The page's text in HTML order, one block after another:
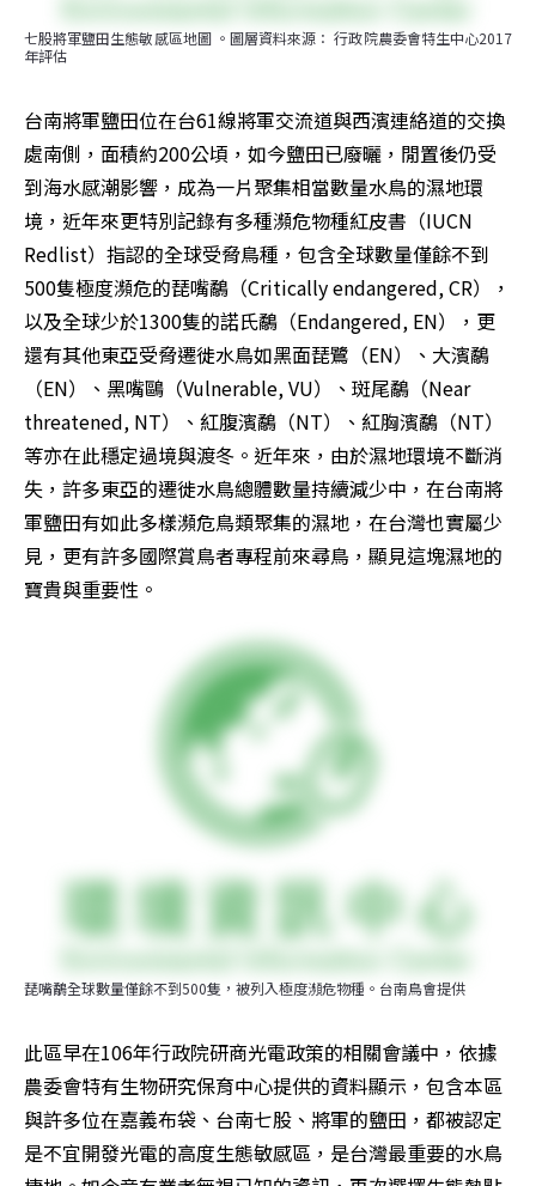
七股將軍鹽田生態敏感區地圖 。圖層資料來源： 行政院農委會特生中心2017
年評估
台南將軍鹽田位在台61線將軍交流道與西濱連絡道的交換
處南側，面積約200公頃，如今鹽田已廢曬，閒置後仍受
到海水感潮影響，成為一片聚集相當數量水鳥的濕地環
境，近年來更特別記錄有多種瀕危物種紅皮書（IUCN
Redlist）指認的全球受脅鳥種，包含全球數量僅餘不到
500隻極度瀕危的琵嘴鷸（Critically endangered, CR），
以及全球少於1300隻的諾氏鷸（Endangered, EN），更
還有其他東亞受脅遷徙水鳥如黑面琵鷺（EN）、大濱鷸
（EN）、黑嘴鷗（Vulnerable, VU）、斑尾鷸（Near
threatened, NT）、紅腹濱鷸（NT）、紅胸濱鷸（NT）
等亦在此穩定過境與渡冬。近年來，由於濕地環境不斷消
失，許多東亞的遷徙水鳥總體數量持續減少中，在台南將
軍鹽田有如此多樣瀕危鳥類聚集的濕地，在台灣也實屬少
見，更有許多國際賞鳥者專程前來尋鳥，顯見這塊濕地的
寶貴與重要性。
琵嘴鷸全球數量僅餘不到500隻，被列入極度瀕危物種。台南鳥會提供
此區早在106年行政院研商光電政策的相關會議中，依據
農委會特有生物研究保育中心提供的資料顯示，包含本區
與許多位在嘉義布袋、台南七股、將軍的鹽田，都被認定
是不宜開發光電的高度生態敏感區，是台灣最重要的水鳥